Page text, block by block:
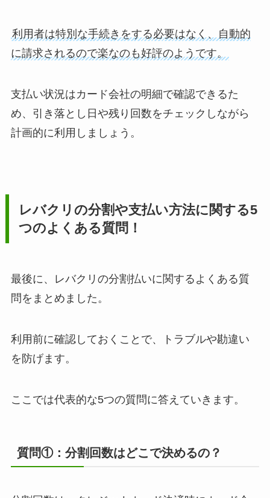
利用者は特別な手続きをする必要はなく、自動的
に請求されるので楽なのも好評のようです。
支払い状況はカード会社の明細で確認できるた
め、引き落とし日や残り回数をチェックしながら
計画的に利用しましょう。
レバクリの分割や支払い方法に関する5
つのよくある質問！
最後に、レバクリの分割払いに関するよくある質
問をまとめました。
利用前に確認しておくことで、トラブルや勘違い
を防げます。
ここでは代表的な5つの質問に答えていきます。
質問①：分割回数はどこで決めるの？